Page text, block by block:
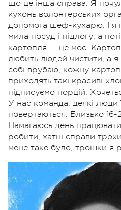
що це інша справа. Я
кухонь волонтерських
допомога шеф-кухарю. І я
мила посуд і підлогу, a
картопля — це моє.
любить людей чистити, a я
собі врубаю, кожну
приходять такі красиві
підписуємо порцій.
У нас команда, деякі люди
повертаються. Близько
Намагаюсь день
робити, хатні справи
мене таке було, трошки я